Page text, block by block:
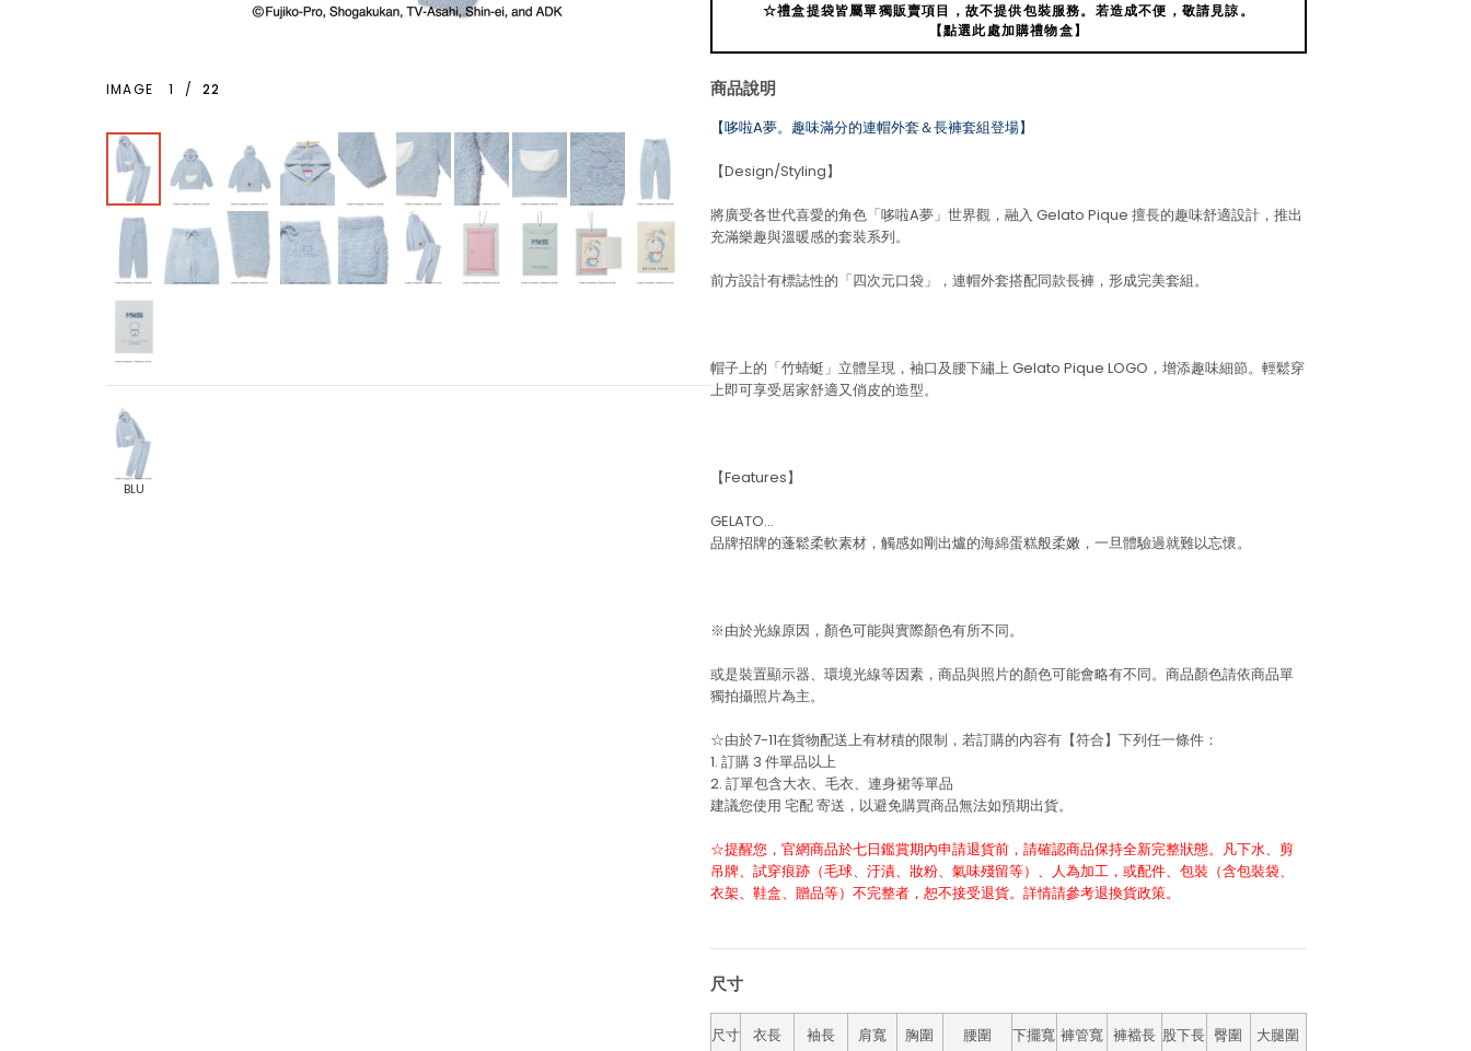
IMAGE 1 / 22
BLU
☆禮盒提袋皆屬單獨販賣項目，故不提供包裝服務。若造成不便，敬請見諒。
【點選此處加購禮物盒】
商品說明
【哆啦A夢。趣味滿分的連帽外套＆長褲套組登場】
【Design/Styling】
將廣受各世代喜愛的角色「哆啦A夢」世界觀，融入 Gelato Pique 擅長的趣味舒適設計，推出
充滿樂趣與溫暖感的套裝系列。
前方設計有標誌性的「四次元口袋」，連帽外套搭配同款長褲，形成完美套組。
帽子上的「竹蜻蜓」立體呈現，袖口及腰下繡上 Gelato Pique LOGO，增添趣味細節。輕鬆穿
上即可享受居家舒適又俏皮的造型。
【Features】
GELATO…
品牌招牌的蓬鬆柔軟素材，觸感如剛出爐的海綿蛋糕般柔嫩，一旦體驗過就難以忘懷。
※由於光線原因，顏色可能與實際顏色有所不同。
或是裝置顯示器、環境光線等因素，商品與照片的顏色可能會略有不同。商品顏色請依商品單
獨拍攝照片為主。
☆由於7-11在貨物配送上有材積的限制，若訂購的內容有【符合】下列任一條件：
1. 訂購 3 件單品以上
2. 訂單包含大衣、毛衣、連身裙等單品
建議您使用 宅配寄送，以避免購買商品無法如預期出貨。
☆提醒您，官網商品於七日鑑賞期內申請退貨前，請確認商品保持全新完整狀態。凡下水、剪
吊牌、試穿痕跡（毛球、汙漬、妝粉、氣味殘留等）、人為加工，或配件、包裝（含包裝袋、
衣架、鞋盒、贈品等）不完整者，恕不接受退貨。詳情請參考退換貨政策。
尺寸
尺寸 衣長 袖長 肩寬 胸圍 腰圍 下擺寬 褲管寬 褲襠長 股下長 臀圍 大腿圍